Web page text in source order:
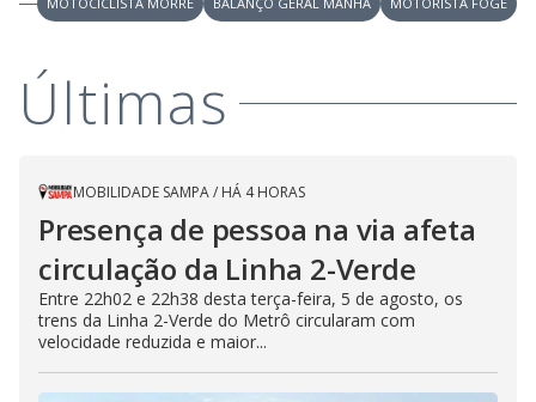
i
d
e
o
M
u
Últimas
MOBILIDADE SAMPA/ HÁ 4 HORAS
Presença de pessoa na via afeta
circulação da Linha 2-Verde
Entre 22h02 e 22h38 desta terça-feira, 5 de agosto, os
trens da Linha 2-Verde do Metrô circularam com
velocidade reduzida e maior...